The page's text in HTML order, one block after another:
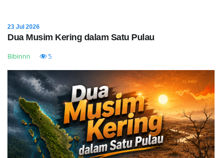
23 Jul 2026
Dua Musim Kering dalam Satu Pulau
Bibinnn 5